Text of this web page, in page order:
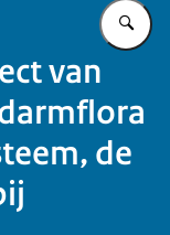
van
de